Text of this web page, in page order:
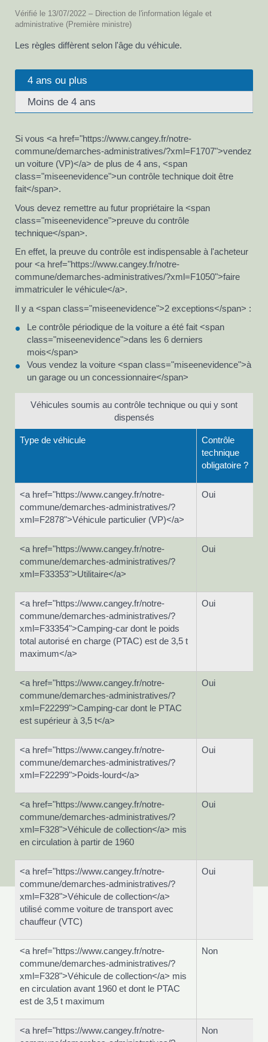
Vérifié le 13/07/2022 – Direction de l'information légale et
administrative (Première ministre)
Les règles diffèrent selon l'âge du véhicule.
4 ans ou plus
Moins de 4 ans
Si vous <a href="https://www.cangey.fr/notre-
commune/demarches-administratives/?xml=F1707">vendez
un voiture (VP)</a> de plus de 4 ans, <span
class="miseenevidence">un contrôle technique doit être
fait</span>.
Vous devez remettre au futur propriétaire la <span
class="miseenevidence">preuve du contrôle
technique</span>.
En effet, la preuve du contrôle est indispensable à l'acheteur
pour <a href="https://www.cangey.fr/notre-
commune/demarches-administratives/?xml=F1050">faire
immatriculer le véhicule</a>.
Il y a <span class="miseenevidence">2 exceptions</span> :
Le contrôle périodique de la voiture a été fait <span
class="miseenevidence">dans les 6 derniers
mois</span>
Vous vendez la voiture <span class="miseenevidence">à
un garage ou un concessionnaire</span>
Véhicules soumis au contrôle technique ou qui y sont
dispensés
Type de véhicule
Contrôle
technique
obligatoire ?
<a href="https://www.cangey.fr/notre-
commune/demarches-administratives/?
xml=F2878">Véhicule particulier (VP)</a>
Oui
<a href="https://www.cangey.fr/notre-
commune/demarches-administratives/?
xml=F33353">Utilitaire</a>
Oui
<a href="https://www.cangey.fr/notre-
commune/demarches-administratives/?
xml=F33354">Camping-car dont le poids
total autorisé en charge (PTAC) est de 3,5 t
maximum</a>
Oui
<a href="https://www.cangey.fr/notre-
commune/demarches-administratives/?
xml=F22299">Camping-car dont le PTAC
est supérieur à 3,5 t</a>
Oui
<a href="https://www.cangey.fr/notre-
commune/demarches-administratives/?
xml=F22299">Poids-lourd</a>
Oui
<a href="https://www.cangey.fr/notre-
commune/demarches-administratives/?
xml=F328">Véhicule de collection</a> mis
en circulation à partir de 1960
Oui
<a href="https://www.cangey.fr/notre-
commune/demarches-administratives/?
xml=F328">Véhicule de collection</a>
utilisé comme voiture de transport avec
chauffeur (VTC)
Oui
<a href="https://www.cangey.fr/notre-
commune/demarches-administratives/?
xml=F328">Véhicule de collection</a> mis
en circulation avant 1960 et dont le PTAC
est de 3,5 t maximum
Non
<a href="https://www.cangey.fr/notre-
Non